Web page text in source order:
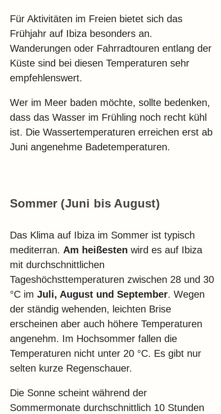
Für Aktivitäten im Freien bietet sich das
Frühjahr auf Ibiza besonders an.
Wanderungen oder Fahrradtouren entlang der
Küste sind bei diesen Temperaturen sehr
empfehlenswert.
Wer im Meer baden möchte, sollte bedenken,
dass das Wasser im Frühling noch recht kühl
ist. Die Wassertemperaturen erreichen erst ab
Juni angenehme Badetemperaturen.
Sommer (Juni bis August)
Das Klima auf Ibiza im Sommer ist typisch
mediterran. Am heißesten wird es auf Ibiza
mit durchschnittlichen
Tageshöchsttemperaturen zwischen 28 und 30
°C im Juli, August und September. Wegen
der ständig wehenden, leichten Brise
erscheinen aber auch höhere Temperaturen
angenehm. Im Hochsommer fallen die
Temperaturen nicht unter 20 °C. Es gibt nur
selten kurze Regenschauer.
Die Sonne scheint während der
Sommermonate durchschnittlich 10 Stunden